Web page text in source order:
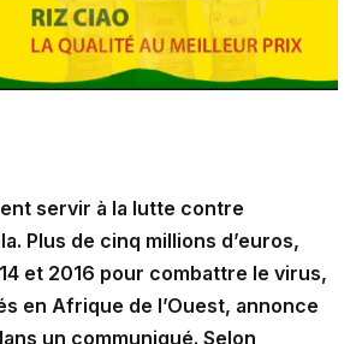
servir à la lutte contre
Plus de cinq millions d’euros,
et 2016 pour combattre le virus,
en Afrique de l’Ouest, annonce
un communiqué. Selon